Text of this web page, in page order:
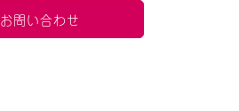
お問い合わせ